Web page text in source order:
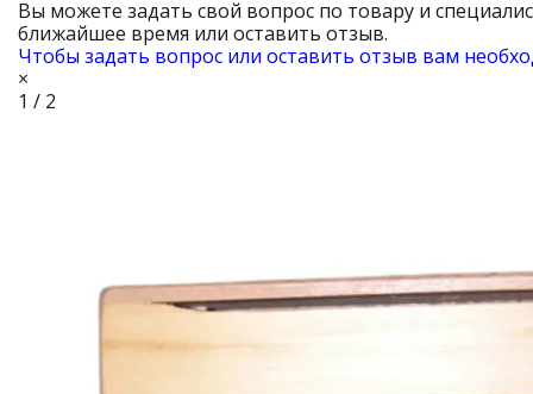
Вы можете задать свой вопрос по товару и
ближайшее время или оставить отзыв.
Чтобы задать вопрос или оставить отзыв вам
×
1 / 2